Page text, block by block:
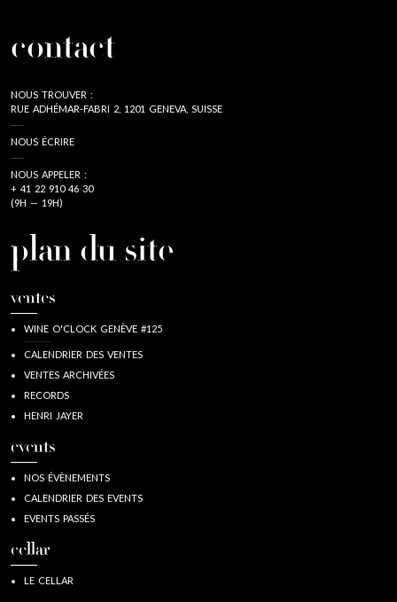
contact
NOUS TROUVER :
RUE ADHÉMAR-FABRI 2, 1201 GENEVA, SUISSE
NOUS ÉCRIRE
NOUS APPELER :
+ 41 22 910 46 30
(9H — 19H)
plan du site
ventes
WINE O'CLOCK GENÈVE #125
CALENDRIER DES VENTES
VENTES ARCHIVÉES
RECORDS
HENRI JAYER
events
NOS ÉVÈNEMENTS
CALENDRIER DES EVENTS
EVENTS PASSÉS
cellar
LE CELLAR